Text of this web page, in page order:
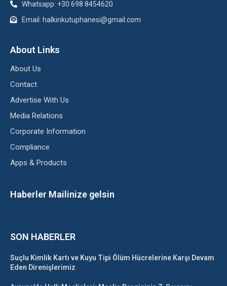
Whatsapp: +30 698 8454620
Email: halkinkutuphanesi@gmail.com
About Links
About Us
Contact
Advertise With Us
Media Relations
Corporate Information
Compliance
Apps & Products
Haberler Mailinize gelsin
SON HABERLER
Suçlu Kimlik Kartı ve Kuyu Tipi Ölüm Hücrelerine Karşı Devam
Eden Direnişlerimiz